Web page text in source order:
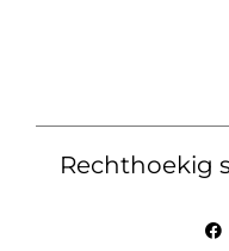
Rechthoekig